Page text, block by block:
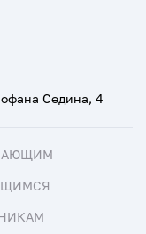
Седина, 4